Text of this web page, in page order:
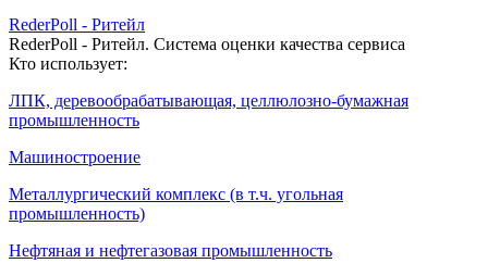
RederPoll - Ритейл
RederPoll - Ритейл. Система оценки качества сервиса
Кто использует:
ЛПК, деревообрабатывающая, целлюлозно-бумажная
промышленность
Машиностроение
Металлургический комплекс (в т.ч. угольная
промышленность)
Нефтяная и нефтегазовая промышленность